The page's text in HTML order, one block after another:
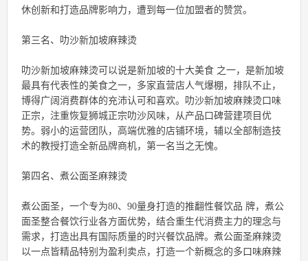
休创新和打造品牌影响力，遭到每一位加盟者的赞赏。
第三名、叻沙新加坡麻辣烫
叻沙新加坡麻辣烫可以说是新加坡的十大美食 之一，是新加坡
最具有代表性的美食之一，多家直营店人气爆棚，排队不止，
博得广阔消费群体的充沛认可和喜欢。叻沙新加坡麻辣烫口味
正宗，注重恢复狮城正宗叻沙风味，从产品口碑营建项目优
势。弱小的运营团队，高端优雅的店铺环境，辅以全部制造技
术的教授打造全新品牌商机，第一名当之无愧。
第四名、煮公面圣麻辣烫
煮公面圣，一个专为80、90量身打造的推翻性餐饮品 牌，煮公
面圣整合餐饮行业各方面优势，结合重生代消费主力的理念与
需求，打造出具有国际质量的时兴餐饮品牌。煮公面圣麻辣烫
以一点皆精品特别为盈利卖点，打造一个新概念的多口味麻辣